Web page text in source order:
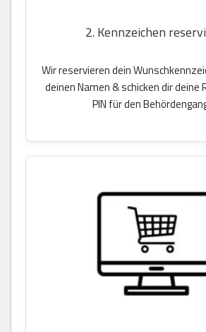
2. Kennzeichen
Wir reservieren dein
deinen Namen & schicken dir deine
PIN für den